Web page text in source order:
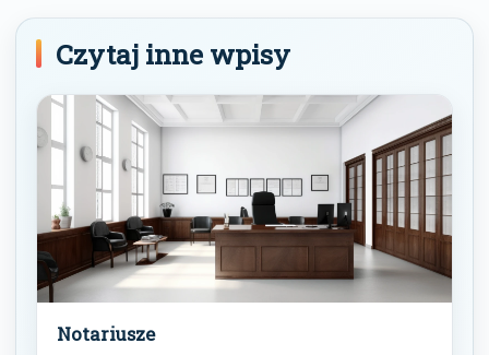
Czytaj inne wpisy
Notariusze